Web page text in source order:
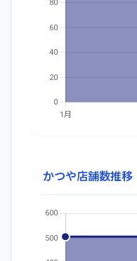
かつや店舗数推移